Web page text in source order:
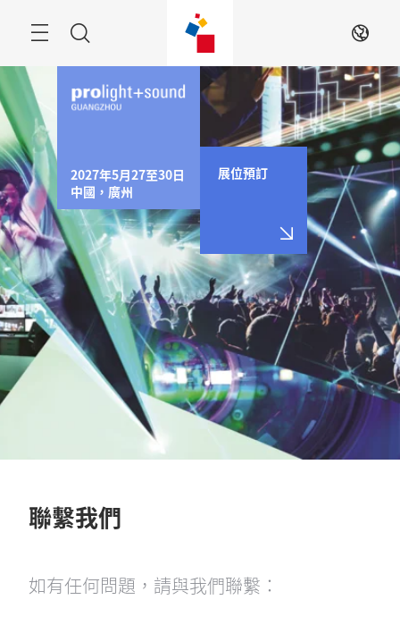
Menu ZH
2027年5月27至30日
中國，廣州
展位預訂
聯繫我們
如有任何問題，請與我們聯繫：